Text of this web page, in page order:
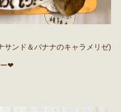
サンド＆バナナのキャラメリゼ)
ー❤